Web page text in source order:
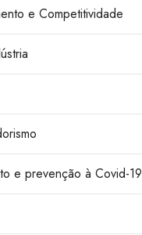
e Competitividade
e prevenção à Covid-19